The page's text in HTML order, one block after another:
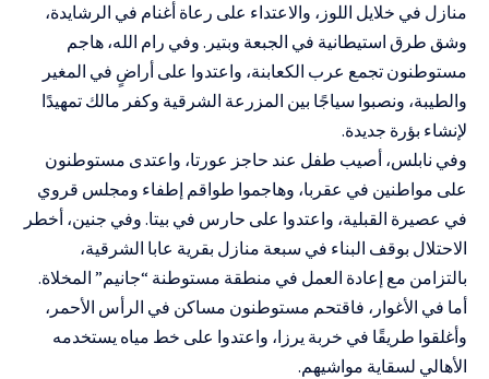
منازل في خلايل اللوز، والاعتداء على رعاة أغنام في الرشايدة،
وشق طرق استيطانية في الجبعة وبتير. وفي رام الله، هاجم
مستوطنون تجمع عرب الكعابنة، واعتدوا على أراضٍ في المغير
والطيبة، ونصبوا سياجًا بين المزرعة الشرقية وكفر مالك تمهيدًا
لإنشاء بؤرة جديدة.
وفي نابلس، أصيب طفل عند حاجز عورتا، واعتدى مستوطنون
على مواطنين في عقربا، وهاجموا طواقم إطفاء ومجلس قروي
في عصيرة القبلية، واعتدوا على حارس في بيتا. وفي جنين، أخطر
الاحتلال بوقف البناء في سبعة منازل بقرية عابا الشرقية،
بالتزامن مع إعادة العمل في منطقة مستوطنة “جانيم” المخلاة.
أما في الأغوار، فاقتحم مستوطنون مساكن في الرأس الأحمر،
وأغلقوا طريقًا في خربة يرزا، واعتدوا على خط مياه يستخدمه
الأهالي لسقاية مواشيهم.